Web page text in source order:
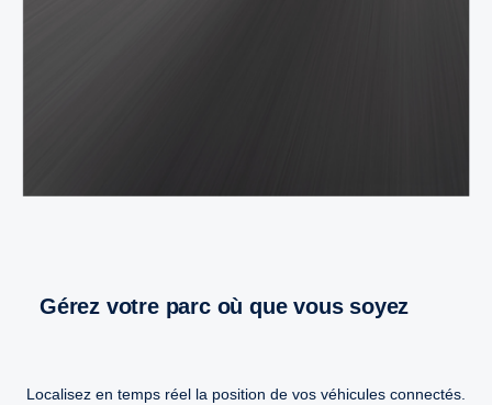
Gérez votre parc où que vous soyez
Localisez en temps réel la position de vos véhicules connectés.